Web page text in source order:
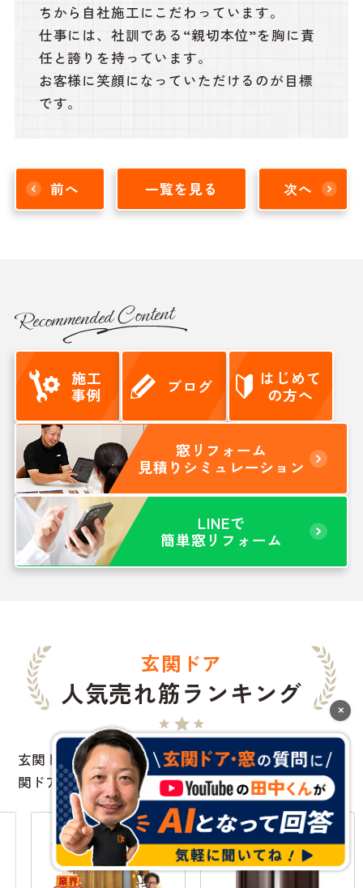
ちから自社施工にこだわっています。
仕事には、社訓である“親切本位”を胸に責
任と誇りを持っています。
お客様に笑顔になっていただけるのが目標
です。
前へ 一覧を見る 次へ
Recommended Content
施工
事例
ブログ
はじめて
の方へ
窓リフォーム
見積りシミュレーション
LINEで
簡単窓リフォーム
玄関ドア
人気売れ筋ランキング
玄関ドアをする方によく選ばれているおすすめの玄
関ドアはこちらです。
No. 3 No. 4
×